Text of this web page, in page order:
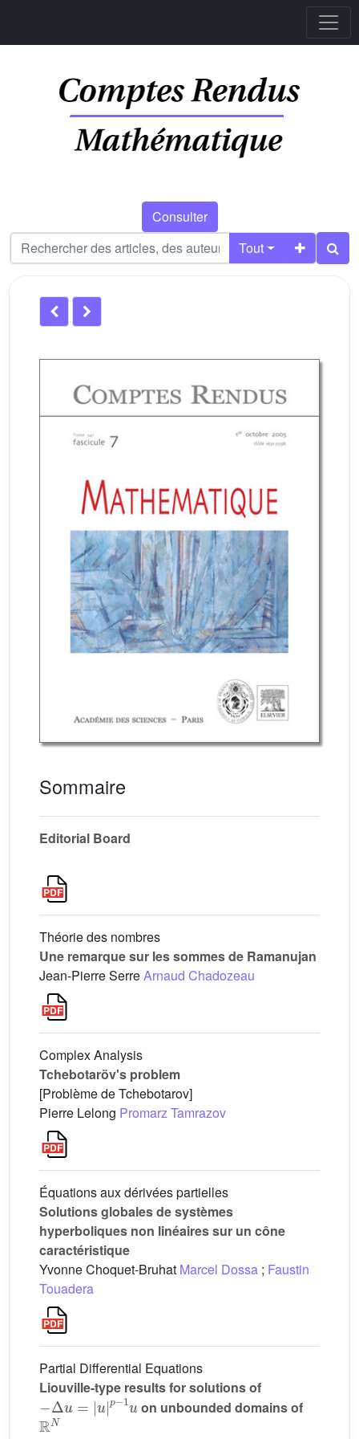
Consulter
Tout
Sommaire
Editorial Board
Théorie des nombres
Une remarque sur les sommes de Ramanujan
Jean-Pierre SerreArnaud Chadozeau
Complex Analysis
Tchebotaröv's problem
[Problème de Tchebotarov]
Pierre Lelong Promarz Tamrazov
Équations aux dérivées partielles
Solutions globales de systèmes
hyperboliques non linéaires sur un cône
caractéristique
Yvonne Choquet-Bruhat Marcel Dossa ; Faustin
Touadera
Partial Differential Equations
Liouville-type results for solutions of
−Δu=|u|p−1u
on unbounded domains of
RN